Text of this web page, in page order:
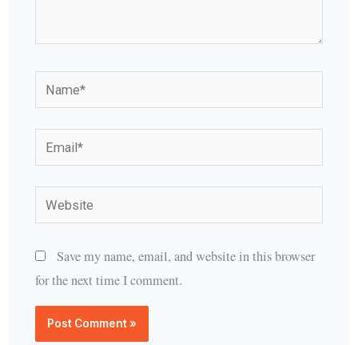
Name*
Email*
Website
Save my name, email, and website in this browser
for the next time I comment.